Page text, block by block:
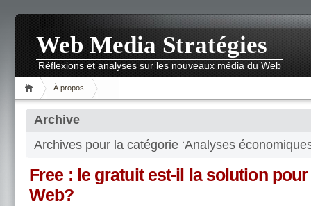
Web Media Stratégies
Réflexions et analyses sur les nouveaux média du Web
À propos
Archive
Archives pour la catégorie ‘Analyses
Free : le gratuit est-il la solution
Web?